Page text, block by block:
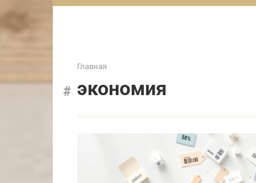
Главная
экономия